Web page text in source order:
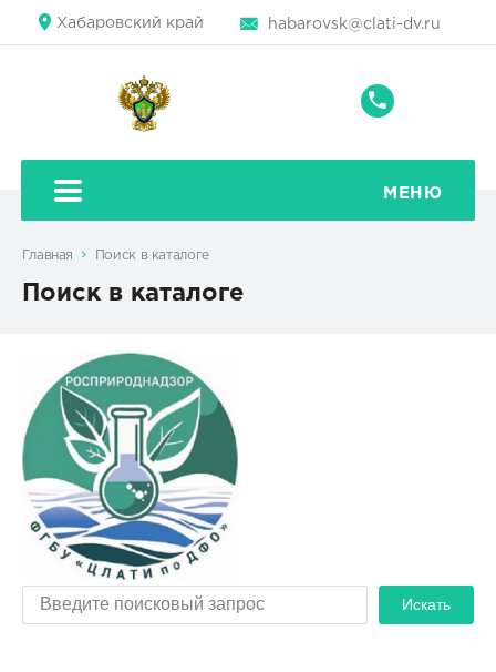
Хабаровский край habarovsk@clati-dv.ru
+7
42-
42
МЕНЮ
Главная Поиск в каталоге
Поиск в каталоге
Искать